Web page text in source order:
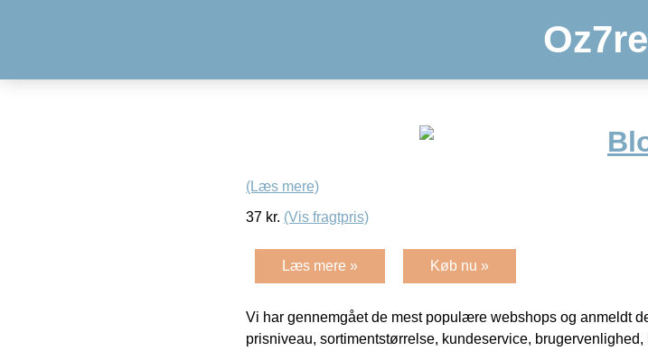
(Læs mere)
37 kr. (Vis fragtpris)
Læs mere » Køb nu »
Vi har gennemgået de mest populære webshops og anmeldt
prisniveau, sortimentstørrelse, kundeservice,